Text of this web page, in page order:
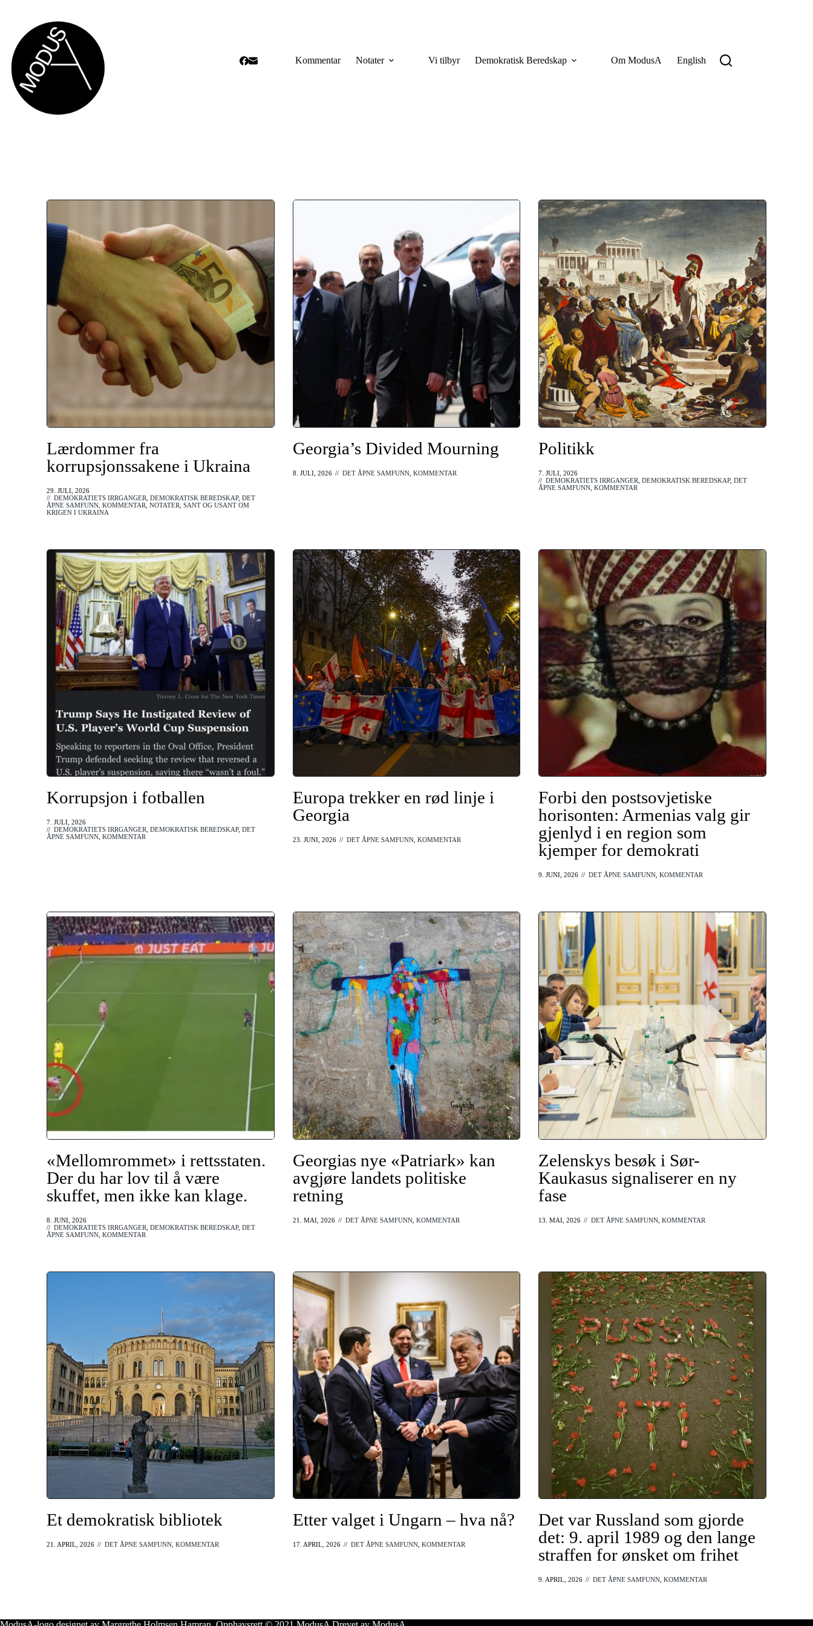
Kommentar Notater Vi tilbyr Demokratisk Beredskap Om ModusA English
Lærdommer fra
korrupsjonssakene i Ukraina
29. JULI, 2026
// DEMOKRATIETS IRRGANGER ,DEMOKRATISK BEREDSKAP,DET
ÅPNE SAMFUNN ,KOMMENTAR ,NOTATER ,SANT OG USANT OM
KRIGEN I UKRAINA
Georgia’s Divided Mourning
8. JULI, 2026 // DET ÅPNE SAMFUNN, KOMMENTAR
Politikk
7. JULI, 2026
// DEMOKRATIETS IRRGANGER ,DEMOKRATISK BEREDSKAP,DET
ÅPNE SAMFUNN ,KOMMENTAR
Korrupsjon i fotballen
7. JULI, 2026
// DEMOKRATIETS IRRGANGER ,DEMOKRATISK BEREDSKAP,DET
ÅPNE SAMFUNN ,KOMMENTAR
Europa trekker en rød linje i
Georgia
23. JUNI, 2026 // DET ÅPNE SAMFUNN, KOMMENTAR
Forbi den postsovjetiske
horisonten: Armenias valg gir
gjenlyd i en region som
kjemper for demokrati
9. JUNI, 2026 // DET ÅPNE SAMFUNN ,KOMMENTAR
«Mellomrommet» i rettsstaten.
Der du har lov til å være
skuffet, men ikke kan klage.
8. JUNI, 2026
// DEMOKRATIETS IRRGANGER ,DEMOKRATISK BEREDSKAP,DET
ÅPNE SAMFUNN ,KOMMENTAR
Georgias nye «Patriark» kan
avgjøre landets politiske
retning
21. MAI, 2026 // DET ÅPNE SAMFUNN, KOMMENTAR
Zelenskys besøk i Sør-
Kaukasus signaliserer en ny
fase
13. MAI, 2026 // DET ÅPNE SAMFUNN ,KOMMENTAR
Et demokratisk bibliotek
21. APRIL, 2026 // DET ÅPNE SAMFUNN ,KOMMENTAR
Etter valget i Ungarn – hva nå?
17. APRIL, 2026 // DET ÅPNE SAMFUNN, KOMMENTAR
Det var Russland som gjorde
det: 9. april 1989 og den lange
straffen for ønsket om frihet
9. APRIL, 2026 // DET ÅPNE SAMFUNN ,KOMMENTAR